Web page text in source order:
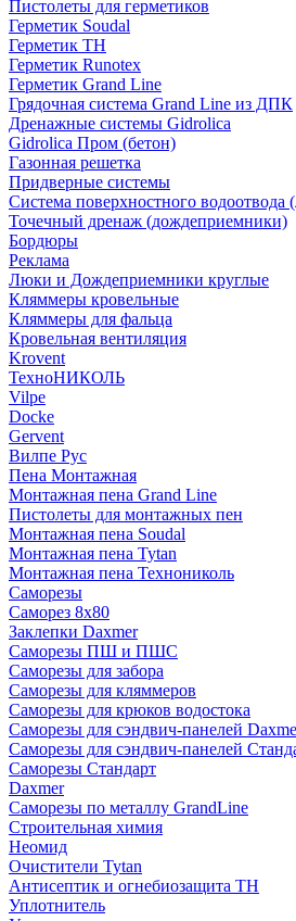
Пистолеты для герметиков
Герметик Soudal
Герметик ТН
Герметик Runotex
Герметик Grand Line
Грядочная система Grand Line из ДПК
Дренажные системы Gidrolica
Gidrolica Пром (бетон)
Газонная решетка
Придверные системы
Система поверхностного водоотвода
Точечный дренаж (дождеприемники)
Бордюры
Рекламa
Люки и Дождеприемники круглые
Кляммеры кровельные
Кляммеры для фальца
Кровельная вентиляция
Krovent
ТехноНИКОЛЬ
Vilpe
Docke
Gervent
Вилпе Рус
Пена Монтажнaя
Монтажная пена Grand Linе
Пистолеты для монтажных пен
Монтажная пена Soudal
Монтажная пена Tytan
Монтажная пена Технониколь
Саморезы
Саморез 8х80
Заклепки Daxmer
Саморезы ПШ и ПШС
Саморезы для забора
Саморезы для кляммеров
Саморезы для крюков водостока
Саморезы для сэндвич-панелей
Саморезы для сэндвич-панелей
Саморезы Стандарт
Daxmer
Саморезы по металлу GrandLine
Строительная химия
Неомид
Очистители Tytan
Антисептик и огнебиозащита ТН
Уплотнитель